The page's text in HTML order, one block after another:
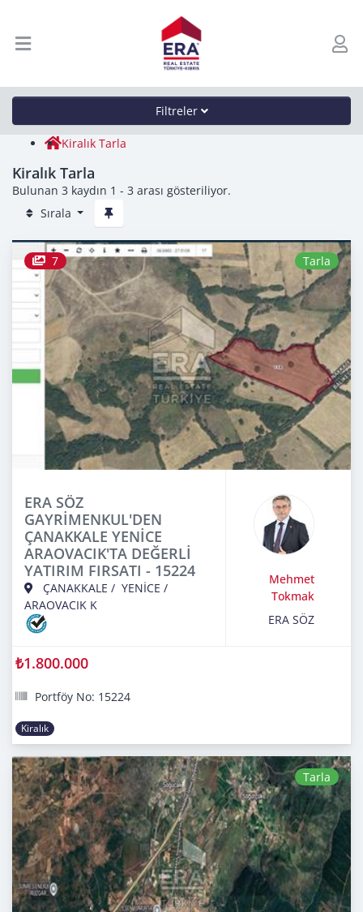
Filtreler
Kiralık Tarla
Kiralık Tarla
Bulunan 3 kaydın 1 - 3 arası gösteriliyor.
Sırala
7 Tarla
ERA SÖZ
GAYRİMENKUL'DEN
ÇANAKKALE YENİCE
ARAOVACIK'TA DEĞERLİ
YATIRIM FIRSATI - 15224
ÇANAKKALE / YENİCE /
ARAOVACIK K
Mehmet
Tokmak
ERA SÖZ
₺1.800.000
Portföy No: 15224
Kiralık
Tarla